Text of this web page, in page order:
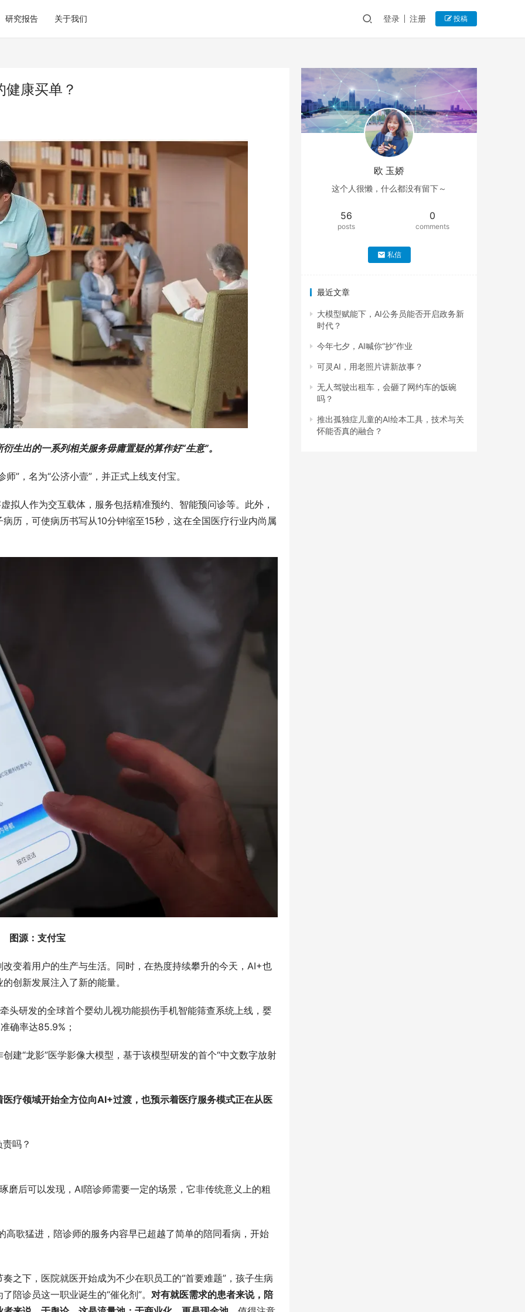
研究报告 关于我们 登录 注册 投稿
健康买单？
生出的一系列相关服务毋庸置疑的算作好“生意”。
”，名为“公济小壹”，并正式上线支付宝。
拟人作为交互载体，服务包括精准预约、智能预问诊等。此外，
历，可使病历书写从10分钟缩至15秒，这在全国医疗行业内尚属
图源：支付宝
变着用户的生产与生活。同时，在热度持续攀升的今天，AI+也
创新发展注入了新的能量。
头研发的全球首个婴幼儿视功能损伤手机智能筛查系统上线，婴
确率达85.9%；
建“龙影”医学影像大模型，基于该模型研发的首个“中文数字放射
疗领域开始全方位向AI+过渡，也预示着医疗服务模式正在从医
吗？
磨后可以发现，AI陪诊师需要一定的场景，它非传统意义上的粗
歌猛进，陪诊师的服务内容早已超越了简单的陪同看病，开始
之下，医院就医开始成为不少在职员工的“首要难题”，孩子生病
陪诊员这一职业诞生的“催化剂”。 对有就医需求的患者来说，陪
欧 玉娇
这个人很懒，什么都没有留下～
56
posts
0
comments
私信
最近文章
大模型赋能下，AI公务员能否开启政务新
时代？
今年七夕，AI喊你“抄”作业
可灵AI，用老照片讲新故事？
无人驾驶出租车，会砸了网约车的饭碗
吗？
推出孤独症儿童的AI绘本工具，技术与关
怀能否真的融合？